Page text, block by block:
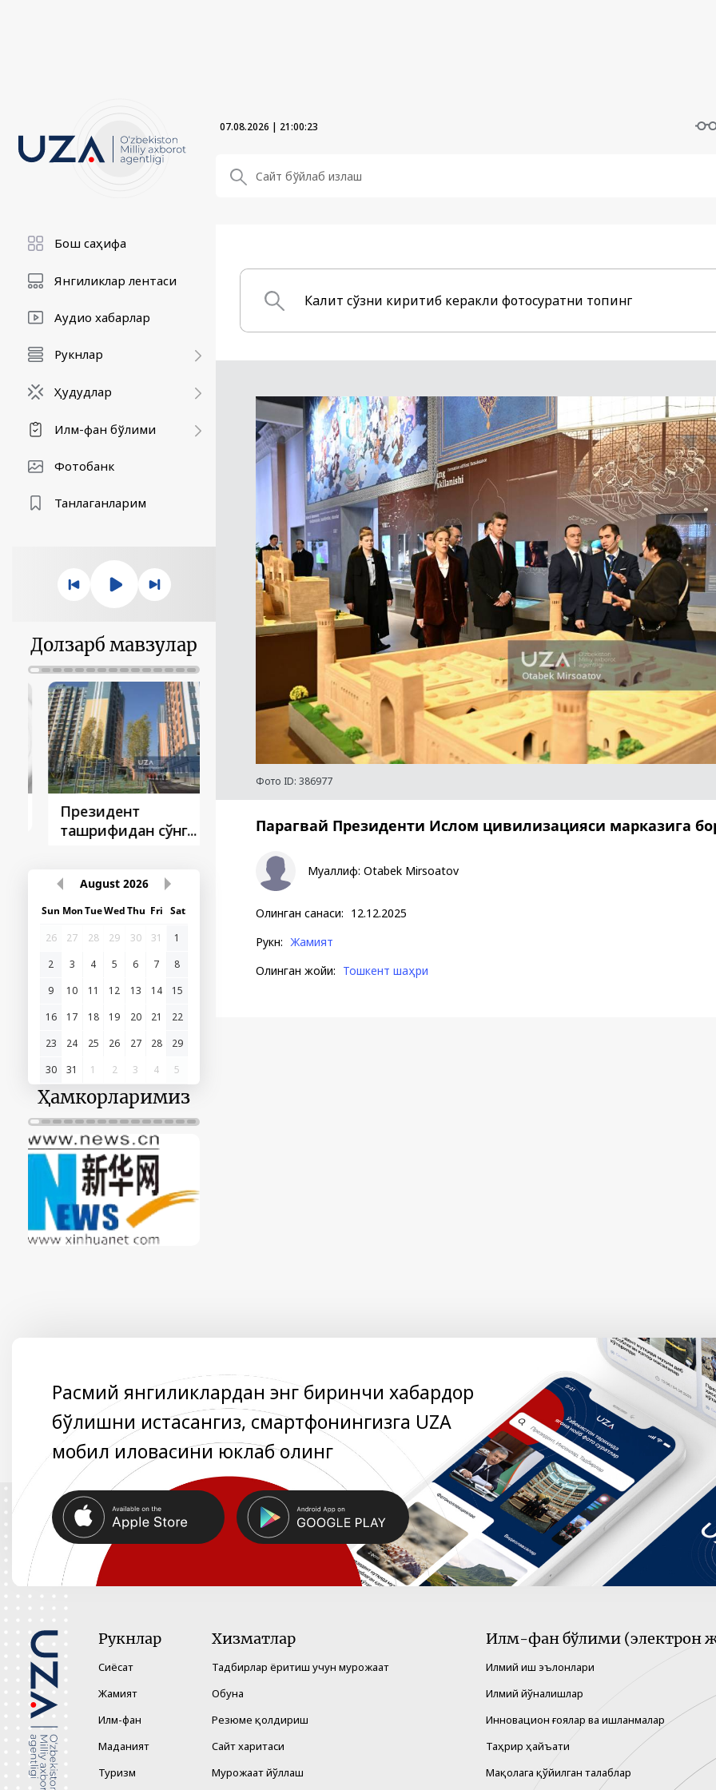
07.08.2026 | 21:00:24
Бош саҳифа
Янгиликлар лентаси
Аудио хабарлар
Рукнлар
Ҳудудлар
Илм-фан бўлими
Фотобанк
Танлаганларим
Долзарб мавзулар
Президент
ташрифидан сўнг...
ташрифлари
стратегияси
August 2026
Sun Mon TueWed Thu Fri Sat
26
27 28 29 30 31
1
2
3 4 5 6 7
8
9
10 11 12 13 14
15
16
17 18 19 20 21
22
23
24 25 26 27 28
29
30
31 1 2 3 4 5
Ҳамкорларимиз
Фото ID: 386977
Парагвай Президенти Ислом цивилизацияси марказига
Муаллиф: Otabek Mirsoatov
Олинган санаси: 12.12.2025
Рукн: Жамият
Олинган жойи: Тошкент шаҳри
Расмий янгиликлардан энг биринчи хабардор
бўлишни истасангиз, смартфонингизга UZA
мобил иловасини юклаб олинг
Рукнлар
Сиёсат
Жамият
Илм-фан
Маданият
Туризм
Хизматлар
Тадбирлар ёритиш учун мурожаат
Обуна
Резюме қолдириш
Сайт харитаси
Мурожаат йўллаш
Илм-фан бўлими (электрон
Илмий иш эълонлари
Илмий йўналишлар
Инновацион ғоялар ва ишланмалар
Таҳрир ҳайъати
Мақолага қўйилган талаблар